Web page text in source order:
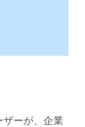
ザーが、企業